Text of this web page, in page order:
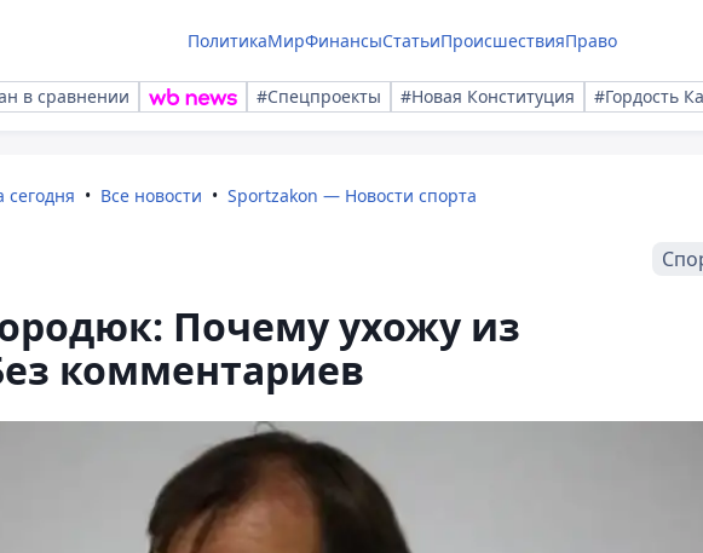
ПолитикаМирФинансыСтатьиПроисшествияПраво
в сравнении #Спецпроекты #Новая Конституция #Гордость
сегодня Все новости Sportzakon — Новости спорта
Почему ухожу из
комментариев